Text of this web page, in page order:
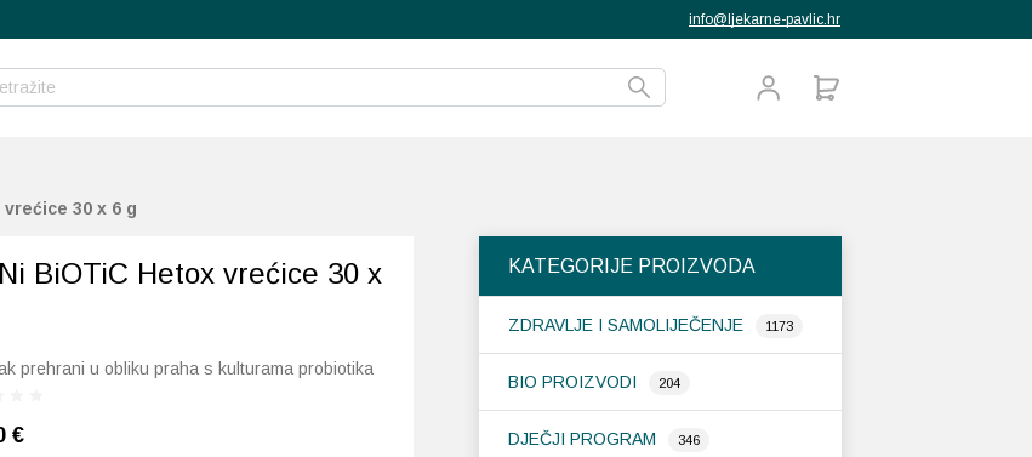
info@ljekarne-pavlic.hr
30 x 6 g
KATEGORIJE PROIZVODA
ZDRAVLJE I SAMOLIJEČENJE 1173
BIO PROIZVODI 204
DJEČJI PROGRAM 346
BiOTiC Hetox vrećice 30 x
prehrani u obliku praha s kulturama probiotika
€